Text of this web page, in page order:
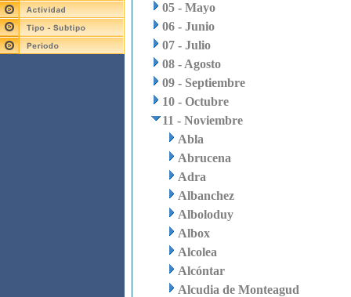
05 - Mayo
06 - Junio
07 - Julio
08 - Agosto
09 - Septiembre
10 - Octubre
11 - Noviembre
Abla
Abrucena
Adra
Albanchez
Alboloduy
Albox
Alcolea
Alcóntar
Alcudia de Monteagud